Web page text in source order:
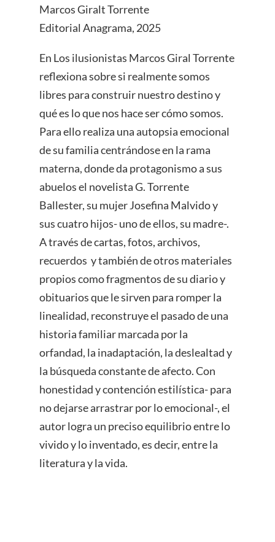
Marcos Giralt Torrente
Editorial Anagrama, 2025
En Los ilusionistas Marcos Giral Torrente
reflexiona sobre si realmente somos
libres para construir nuestro destino y
qué es lo que nos hace ser cómo somos.
Para ello realiza una autopsia emocional
de su familia centrándose en la rama
materna, donde da protagonismo a sus
abuelos el novelista G. Torrente
Ballester, su mujer Josefina Malvido y
sus cuatro hijos- uno de ellos, su madre-.
A través de cartas, fotos, archivos,
recuerdos y también de otros materiales
propios como fragmentos de su diario y
obituarios que le sirven para romper la
linealidad, reconstruye el pasado de una
historia familiar marcada por la
orfandad, la inadaptación, la deslealtad y
la búsqueda constante de afecto. Con
honestidad y contención estilística- para
no dejarse arrastrar por lo emocional-, el
autor logra un preciso equilibrio entre lo
vivido y lo inventado, es decir, entre la
literatura y la vida.